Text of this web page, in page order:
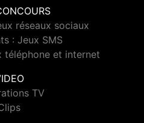
réseaux sociaux
: Jeux SMS
téléphone et internet
TV